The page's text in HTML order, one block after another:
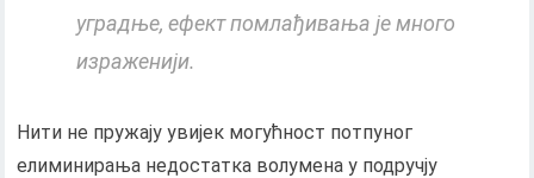
уградње, ефект помлађивања је много
израженији.
Нити не пружају увијек могућност потпуног
елиминирања недостатка волумена у подручју